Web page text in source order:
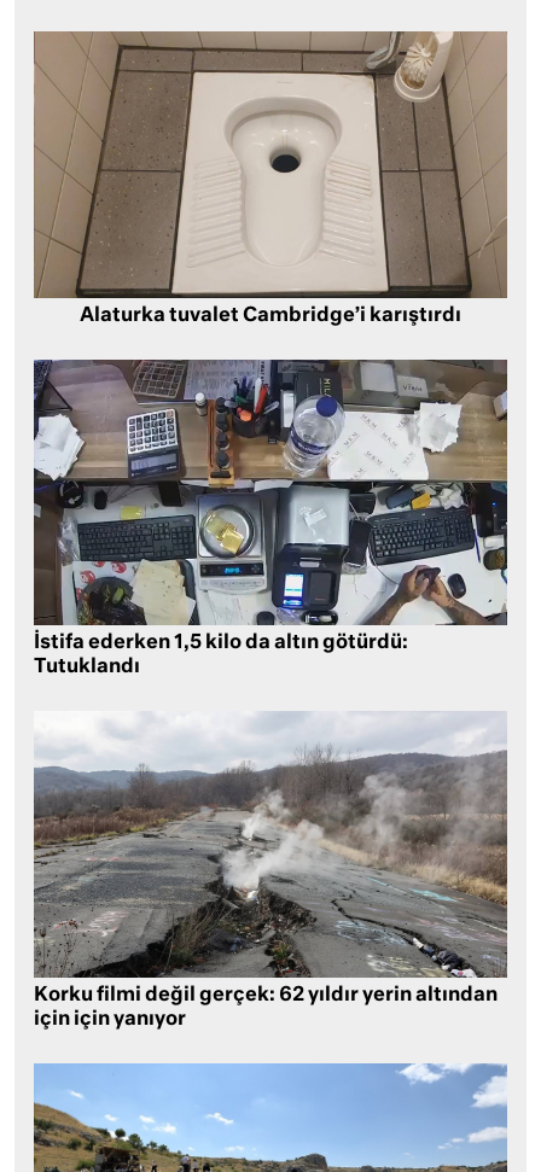
Alaturka tuvalet Cambridge’i karıştırdı
İstifa ederken 1,5 kilo da altın götürdü:
Tutuklandı
Korku filmi değil gerçek: 62 yıldır yerin altından
için için yanıyor